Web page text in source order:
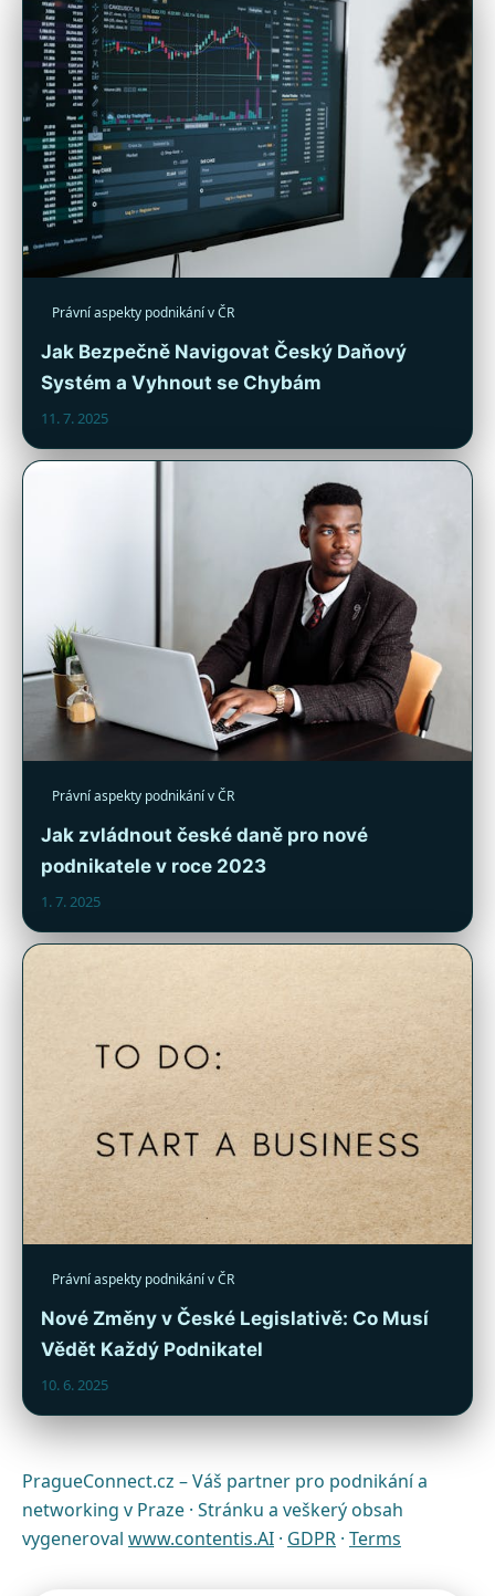
Právní aspekty podnikání v ČR
Jak Bezpečně Navigovat Český Daňový
Systém a Vyhnout se Chybám
11. 7. 2025
Právní aspekty podnikání v ČR
Jak zvládnout české daně pro nové
podnikatele v roce 2023
1. 7. 2025
Právní aspekty podnikání v ČR
Nové Změny v České Legislativě: Co Musí
Vědět Každý Podnikatel
10. 6. 2025
PragueConnect.cz – Váš partner pro podnikání a
networking v Praze · Stránku a veškerý obsah
vygeneroval www.contentis.AI · GDPR · Terms